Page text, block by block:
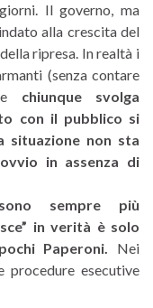
Il governo, ma
alla crescita del
ripresa. In realtà i
(senza contare
e chiunque svolga
con il pubblico si
situazione non sta
in assenza di
sempre più
in verità è solo
Paperoni. Nei
procedure esecutive